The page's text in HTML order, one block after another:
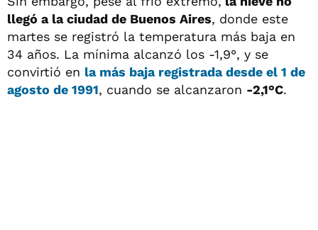
llegó a la ciudad de Buenos Aires, donde este
martes se registró la temperatura más baja en
34 años. La mínima alcanzó los -1,9°, y se
convirtió en la más baja registrada desde el 1 de
agosto de 1991, cuando se alcanzaron -2,1°C.